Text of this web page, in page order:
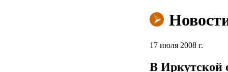
17 июля 2008 г.
В Иркутской